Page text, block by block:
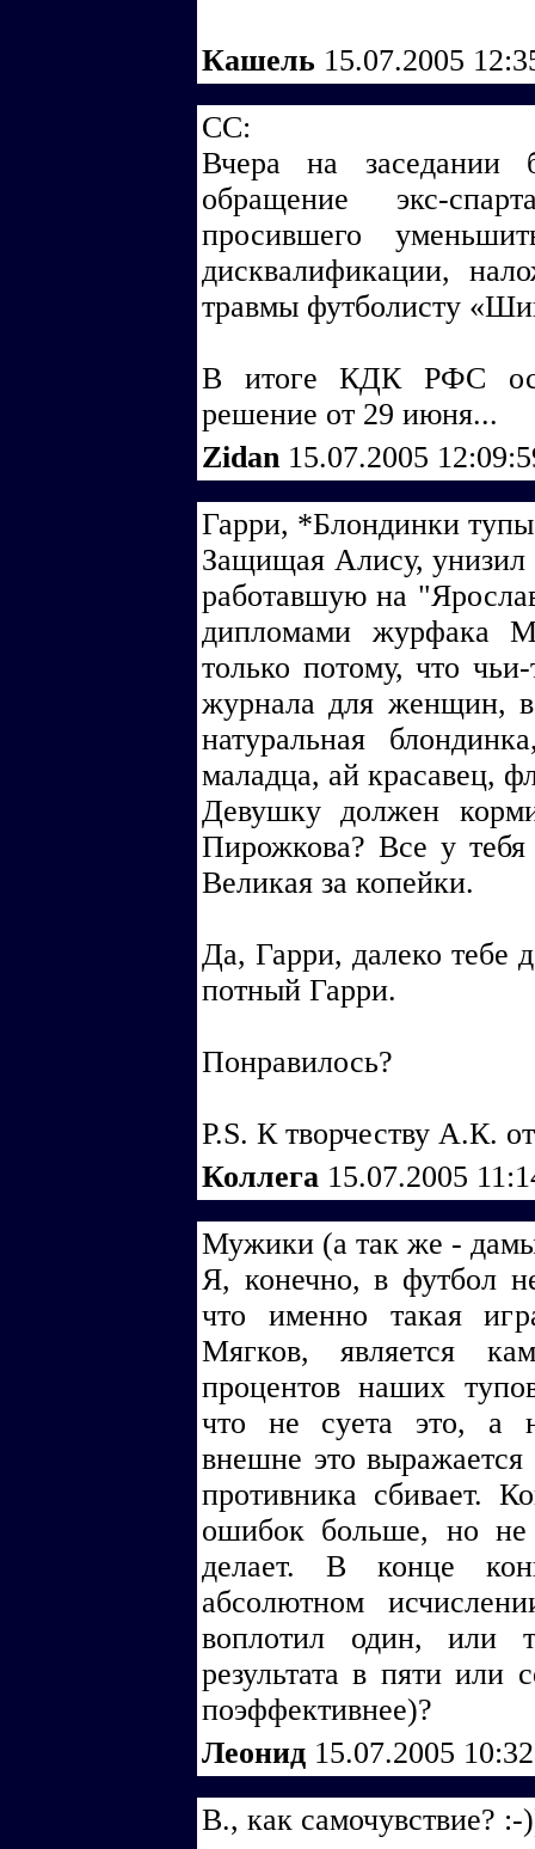
Кашель 15.07.2005
CC:
Вчера на
обращение экс-
просившего
дисквалификации,
травмы футболисту
В итоге КДК РФС
решение от 29 июня...
Zidan 15.07.2005
Гарри, *Блондинки
Защищая Алису, унизил
работавшую на
дипломами журфака
только потому, что
журнала для женщин,
натуральная
маладца, ай красавец,
Девушку должен
Пирожкова? Все у
Великая за копейки.
Да, Гарри, далеко тебе
потный Гарри.
Понравилось?
P.S. К творчеству А.К.
Коллега 15.07.2005
Мужики (а так же -
Я, конечно, в футбол
что именно такая
Мягков, является
процентов наших
что не суета это, а
внешне это
противника сбивает.
ошибок больше, но не
делает. В конце
абсолютном
воплотил один, или
результата в пяти или
поэффективнее)?
Леонид 15.07.2005
В., как самочувствие? :-